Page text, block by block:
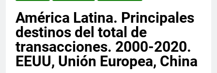
América Latina. Principales
destinos del total de
transacciones. 2000-2020.
EEUU, Unión Europea, China